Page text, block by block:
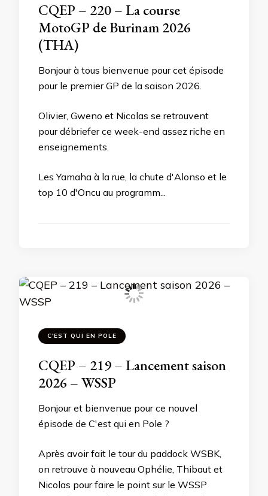
CQEP – 220 – La course
MotoGP de Burinam 2026
(THA)
Bonjour à tous bienvenue pour cet épisode
pour le premier GP de la saison 2026.
Olivier, Gweno et Nicolas se retrouvent
pour débriefer ce week-end assez riche en
enseignements.
Les Yamaha à la rue, la chute d'Alonso et le
top 10 d'Oncu au programm...
C'EST QUI EN POLE
CQEP – 219 – Lancement saison
2026 – WSSP
Bonjour et bienvenue pour ce nouvel
épisode de C'est qui en Pole ?
Après avoir fait le tour du paddock WSBK,
on retrouve à nouveau Ophélie, Thibaut et
Nicolas pour faire le point sur le WSSP